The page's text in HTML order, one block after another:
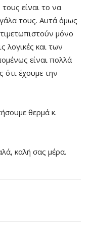
είναι το να
τους. Αυτά όμως
μόνο
λογικές και των
είναι πολλά
ότι έχουμε την
θερμά κ.
καλή σας μέρα.